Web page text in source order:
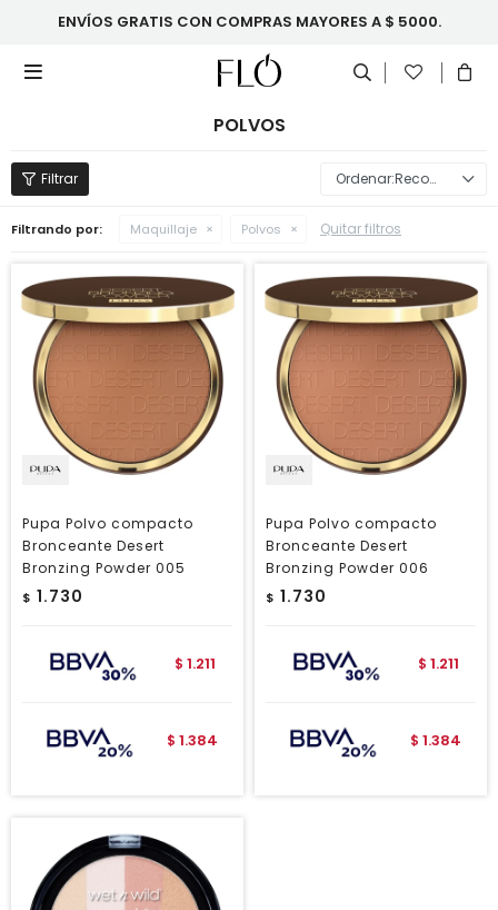
ENVÍOS GRATIS CON COMPRAS MAYORES A $ 5000.

POLVOS
Recomendados
Filtrando por: Maquillaje Polvos Quitar filtros
Pupa Polvo compacto
Bronceante Desert
Bronzing Powder 005
$ 1.730
$ 1.211
$ 1.384
Pupa Polvo compacto
Bronceante Desert
Bronzing Powder 006
$ 1.730
$ 1.211
$ 1.384